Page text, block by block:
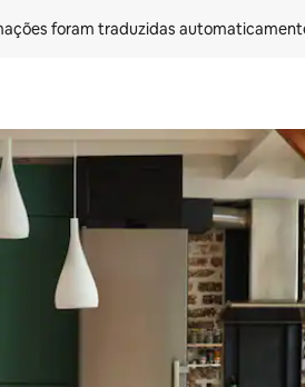
foram traduzidas